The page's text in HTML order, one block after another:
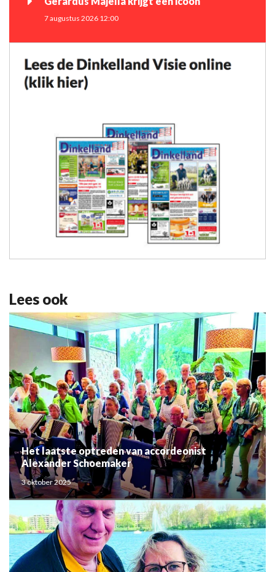
7 augustus 2026 12:00
Lees ook
Het laatste optreden van accordeonist
Alexander Schoemaker
3 oktober 2025